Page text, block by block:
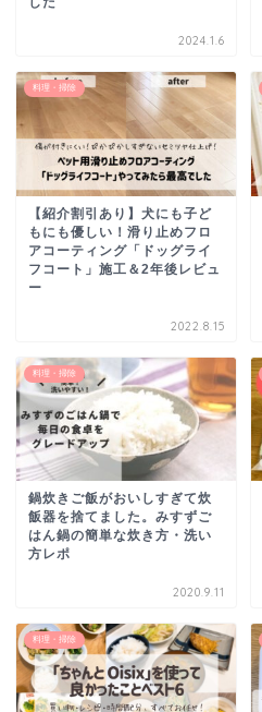
2024.1.6
料理・掃除
【紹介割引あり】犬にも子ど
もにも優しい！滑り止めフロ
アコーティング「ドッグライ
フコート」施工＆2年後レビュ
ー
2022.8.15
料理・掃除
鍋炊きご飯がおいしすぎて炊
飯器を捨てました。みすずご
はん鍋の簡単な炊き方・洗い
方レポ
2020.9.11
料理・掃除